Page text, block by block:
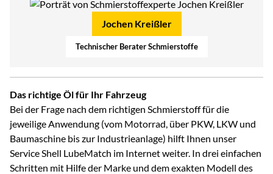
Jochen Kreißler
Technischer Berater Schmierstoffe
Das richtige Öl für Ihr Fahrzeug
Bei der Frage nach dem richtigen Schmierstoff für die
jeweilige Anwendung (vom Motorrad, über PKW, LKW und
Baumaschine bis zur Industrieanlage) hilft Ihnen unser
Service Shell LubeMatch im Internet weiter. In drei einfachen
Schritten mit Hilfe der Marke und dem exakten Modell des